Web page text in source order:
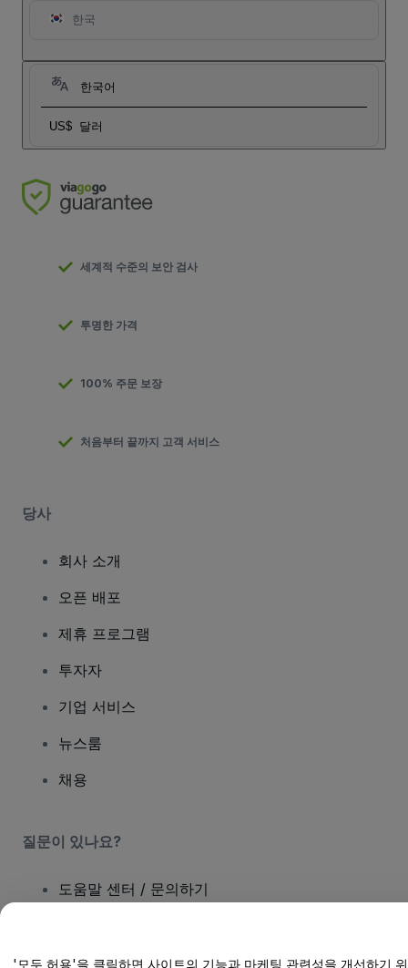
한국
한국어
US$ 달러
세계적 수준의 보안 검사
투명한 가격
100% 주문 보장
처음부터 끝까지 고객 서비스
당사
회사 소개
오픈 배포
제휴 프로그램
투자자
기업 서비스
뉴스룸
채용
질문이 있나요?
도움말 센터 / 문의하기
'모두 허용'을 클릭하면 사이트의 기능과 마케팅 관련성을 개선하기